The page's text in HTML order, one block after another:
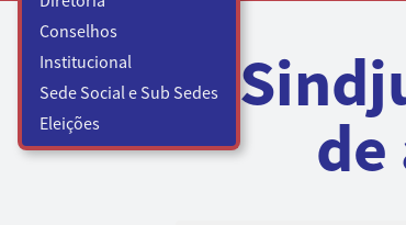
Conselhos
Institucional
Sede Social e Sub Sedes
Eleições
de